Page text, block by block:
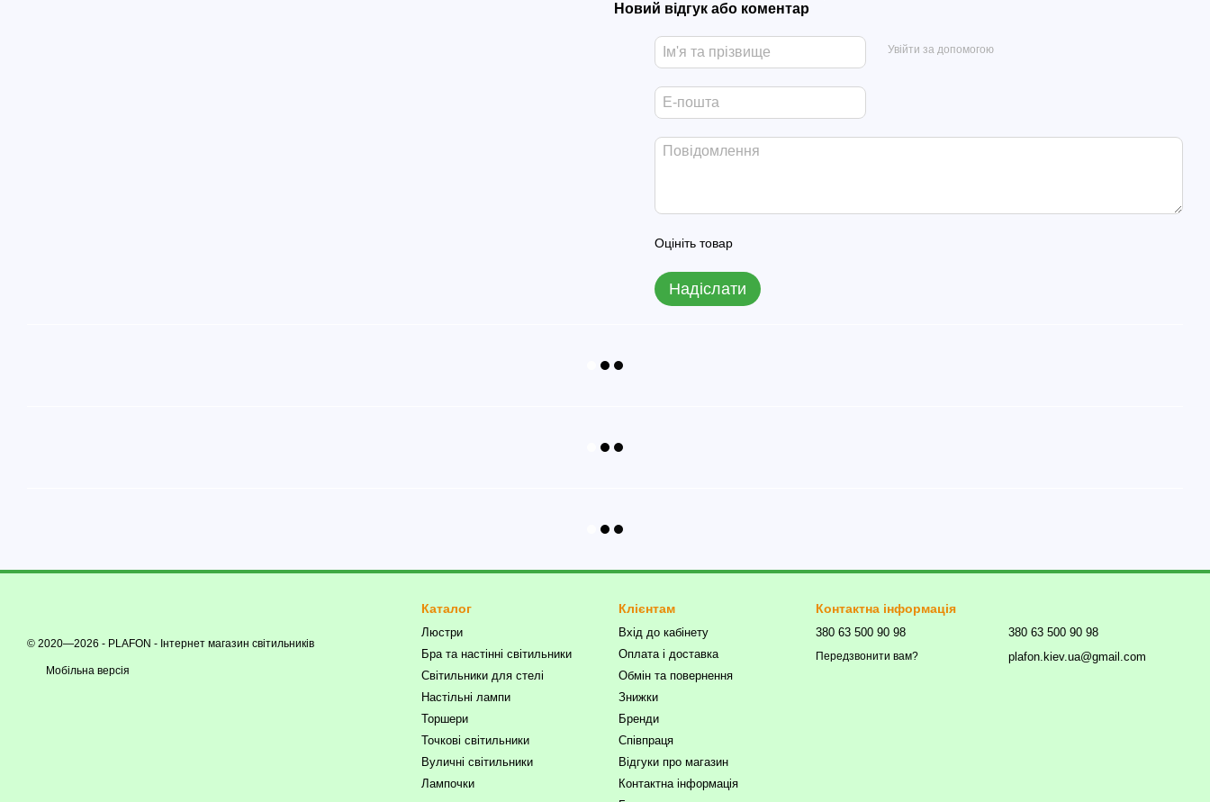
Новий відгук або коментар
Увійти за допомогою
Оцініть товар
Надіслати
© 2020—2026 - PLAFON - Інтернет магазин світильників
Мобільна версія
Каталог
Люстри
Бра та настінні світильники
Світильники для стелі
Настільні лампи
Торшери
Точкові світильники
Вуличні світильники
Лампочки
Клієнтам
Вхід до кабінету
Оплата і доставка
Обмін та повернення
Знижки
Бренди
Співпраця
Відгуки про магазин
Контактна інформація
Контактна інформація
380 63 500 90 98
Передзвонити вам?
380 63 500 90 98
plafon.kiev.ua@gmail.com